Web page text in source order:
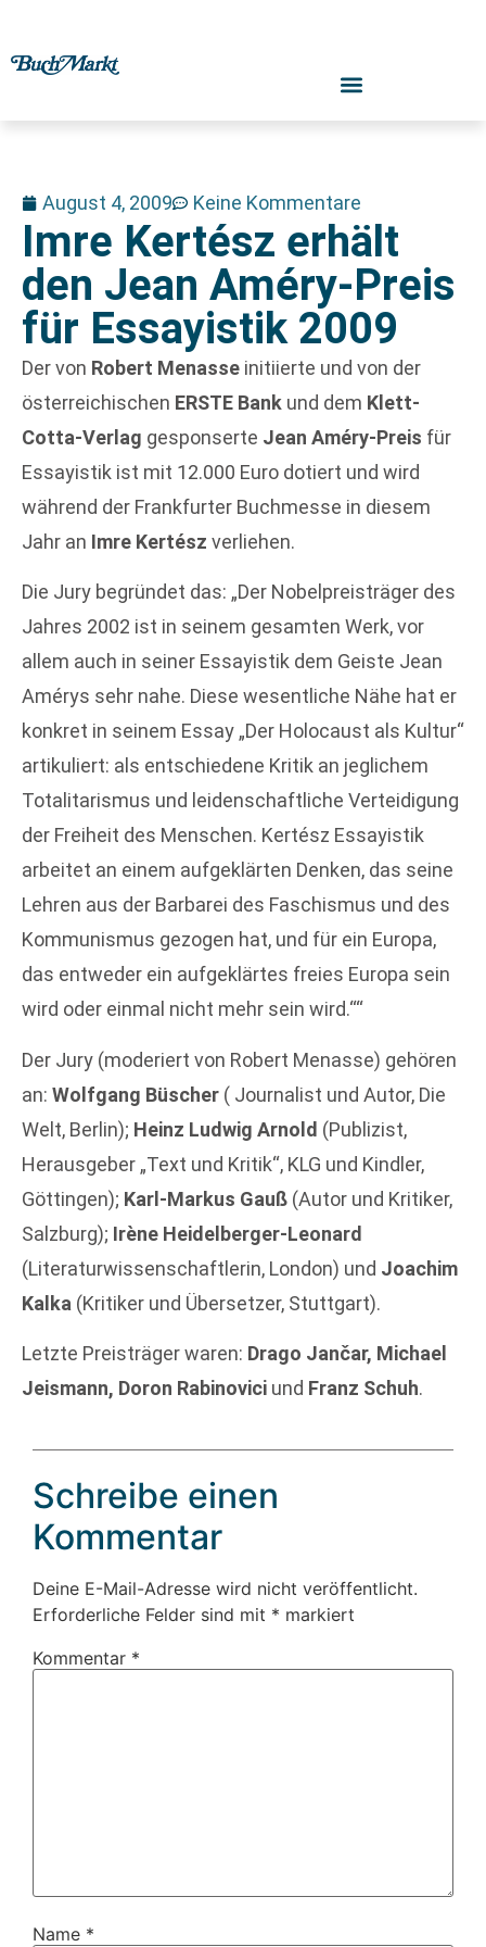
August 4, 2009 Keine Kommentare
Imre Kertész erhält
den Jean Améry-Preis
für Essayistik 2009
Der von Robert Menasse initiierte und von der
österreichischen ERSTE Bank und dem Klett-
Cotta-Verlag gesponserte Jean Améry-Preis für
Essayistik ist mit 12.000 Euro dotiert und wird
während der Frankfurter Buchmesse in diesem
Jahr an Imre Kertész verliehen.
Die Jury begründet das: „Der Nobelpreisträger des
Jahres 2002 ist in seinem gesamten Werk, vor
allem auch in seiner Essayistik dem Geiste Jean
Amérys sehr nahe. Diese wesentliche Nähe hat er
konkret in seinem Essay „Der Holocaust als Kultur“
artikuliert: als entschiedene Kritik an jeglichem
Totalitarismus und leidenschaftliche Verteidigung
der Freiheit des Menschen. Kertész Essayistik
arbeitet an einem aufgeklärten Denken, das seine
Lehren aus der Barbarei des Faschismus und des
Kommunismus gezogen hat, und für ein Europa,
das entweder ein aufgeklärtes freies Europa sein
wird oder einmal nicht mehr sein wird.““
Der Jury (moderiert von Robert Menasse) gehören
an: Wolfgang Büscher ( Journalist und Autor, Die
Welt, Berlin); Heinz Ludwig Arnold (Publizist,
Herausgeber „Text und Kritik“, KLG und Kindler,
Göttingen); Karl-Markus Gauß (Autor und Kritiker,
Salzburg); Irène Heidelberger-Leonard
(Literaturwissenschaftlerin, London) und Joachim
Kalka (Kritiker und Übersetzer, Stuttgart).
Letzte Preisträger waren: Drago Jančar, Michael
Jeismann, Doron Rabinovici und Franz Schuh.
Schreibe einen
Kommentar
Deine E-Mail-Adresse wird nicht veröffentlicht.
Erforderliche Felder sind mit * markiert
Kommentar *
Name *